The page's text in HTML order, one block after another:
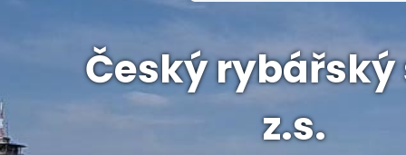
Český rybářský
z.s.